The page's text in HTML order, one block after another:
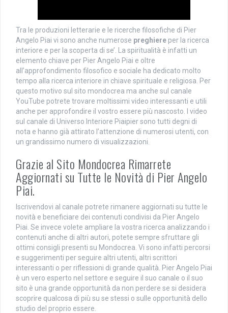
Tra le produzioni letterarie e le ricerche filosofiche di Pier
Angelo Piai vi sono anche numerose preghiere per la ricerca
interiore e per la scoperta di se’. La spiritualità è infatti un
elemento chiave per Pier Angelo Piai e oltre
all’approfondimento filosofico e sociale ha dedicato molto
tempo alla ricerca interiore in chiave spirituale e religiosa. Per
questo motivo sul sito mondocrea ma anche sul canale
YouTube potrete trovare moltissimi video interessanti e utili
anche per approfondire il vostro essere più nascosto. I video
sul canale di Universo Interiore Piaipier sono tutti degni di
nota e hanno già attirato l’attenzione di numerosi utenti, con
un grandissimo numero di visualizzazioni.
Grazie al Sito Mondocrea Rimarrete
Aggiornati su Tutte le Novità di Pier Angelo
Piai.
Iscrivendovi al canale potrete rimanere aggiornati su tutte le
novità e beneficiare dei contenuti condivisi da Pier Angelo
Piai. Se invece volete ampliare la vostra ricerca analizzando i
contenuti anche di altri autori, potete sempre sfruttare gli
ottimi consigli presenti su Mondocrea. Vi sono infatti percorsi
e suggerimenti per seguire altri utenti, altri scrittori
interessanti o per riflessioni di grande qualità. Pier Angelo Piai
è un vero esperto nel settore e seguire il suo canale o il suo
sito è una grande opportunità da non perdere se si desidera
scoprire qualcosa di più su se stessi o sulle opportunità dello
studio del proprio essere.